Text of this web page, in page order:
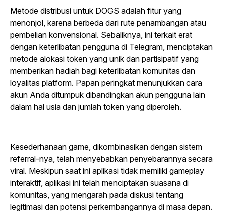
Metode distribusi untuk DOGS adalah fitur yang
menonjol, karena berbeda dari rute penambangan atau
pembelian konvensional. Sebaliknya, ini terkait erat
dengan keterlibatan pengguna di Telegram, menciptakan
metode alokasi token yang unik dan partisipatif yang
memberikan hadiah bagi keterlibatan komunitas dan
loyalitas platform. Papan peringkat menunjukkan cara
akun Anda ditumpuk dibandingkan akun pengguna lain
dalam hal usia dan jumlah token yang diperoleh.
Kesederhanaan game, dikombinasikan dengan sistem
referral-nya, telah menyebabkan penyebarannya secara
viral. Meskipun saat ini aplikasi tidak memiliki gameplay
interaktif, aplikasi ini telah menciptakan suasana di
komunitas, yang mengarah pada diskusi tentang
legitimasi dan potensi perkembangannya di masa depan.